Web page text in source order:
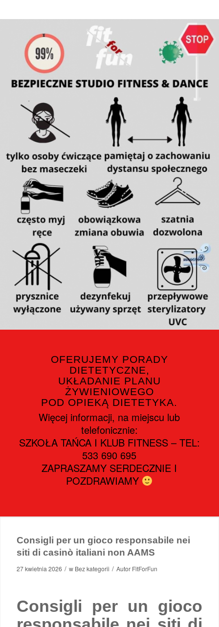
OFERUJEMY PORADY
DIETETYCZNE,
UKŁADANIE PLANU
ŻYWIENIOWEGO
POD OPIEKĄ DIETETYKA.
Więcej informacji, na miejscu lub
telefonicznie:
SZKOŁA TAŃCA I KLUB FITNESS – TEL:
533 690 695
ZAPRASZAMY SERDECZNIE I
POZDRAWIAMY
Consigli per un gioco responsabile nei
siti di casinò italiani non AAMS
27 kwietnia 2026 / w Bez kategorii / Autor FitForFun
Consigli per un gioco